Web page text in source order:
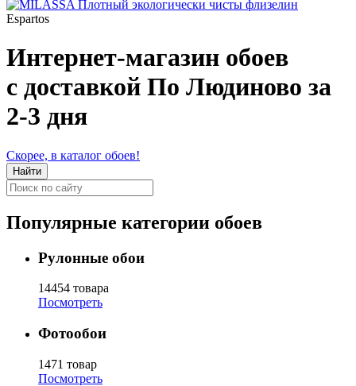
Espartos
Интернет-магазин обоев
с доставкой По Людиново за
2-3 дня
Скорее, в каталог обоев!
Популярные категории обоев
Рулонные обои
14454 товара
Посмотреть
Фотообои
1471 товар
Посмотреть